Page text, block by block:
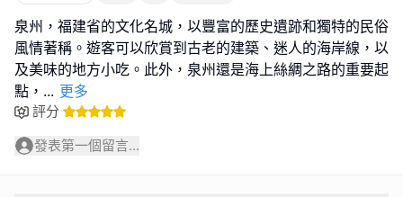
泉州，福建省的文化名城，以豐富的歷史遺跡和獨特的民俗
風情著稱。遊客可以欣賞到古老的建築、迷人的海岸線，以
及美味的地方小吃。此外，泉州還是海上絲綢之路的重要起
點， ... 更多
評分
發表第一個留言...